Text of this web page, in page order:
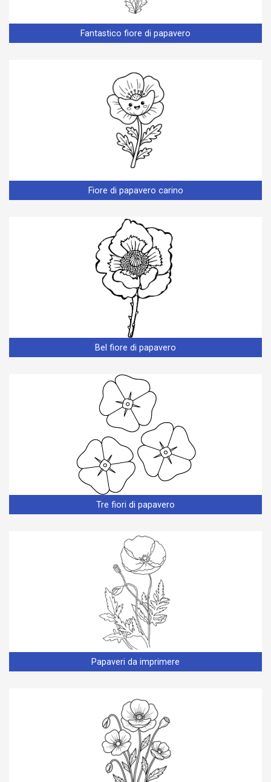
Fantastico fiore di papavero
Fiore di papavero carino
Bel fiore di papavero
Tre fiori di papavero
Papaveri da imprimere